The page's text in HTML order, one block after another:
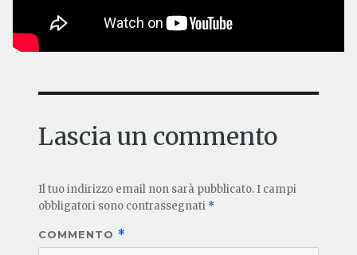
Lascia un commento
Il tuo indirizzo email non sarà pubblicato. I campi
obbligatori sono contrassegnati *
COMMENTO *